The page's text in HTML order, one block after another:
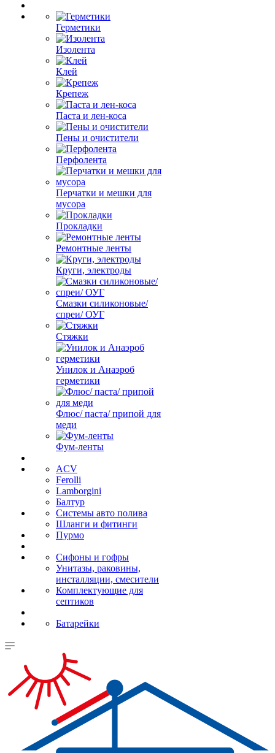
Герметики
Изолента
Клей
Крепеж
Паста и лен-коса
Пены и очистители
Перфолента
Перчатки и мешки для
мусора
Прокладки
Ремонтные ленты
Круги, электроды
Смазки силиконовые/
спреи/ ОУГ
Стяжки
Унилок и Анаэроб
герметики
Флюс/ паста/ припой для
меди
Фум-ленты
ACV
Ferolli
Lamborgini
Балтур
Системы авто полива
Шланги и фитинги
Пурмо
Сифоны и гофры
Унитазы, раковины,
инсталляции, смесители
Комплектующие для
септиков
Батарейки